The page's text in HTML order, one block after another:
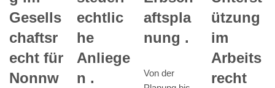
Gesells
chaftsr
echt für
Nonnw
echtlic
he
Anliege
n .
aftspla
nung .
Von der
ützung
im
Arbeits
recht